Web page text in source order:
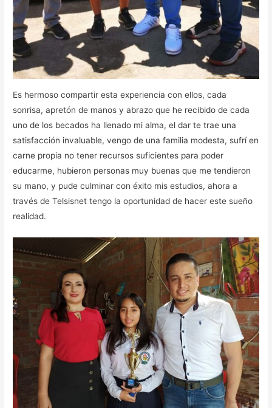
Es hermoso compartir esta experiencia con ellos, cada
sonrisa, apretón de manos y abrazo que he recibido de cada
uno de los becados ha llenado mi alma, el dar te trae una
satisfacción invaluable, vengo de una familia modesta, sufrí en
carne propia no tener recursos suficientes para poder
educarme, hubieron personas muy buenas que me tendieron
su mano, y pude culminar con éxito mis estudios, ahora a
través de Telsisnet tengo la oportunidad de hacer este sueño
realidad.